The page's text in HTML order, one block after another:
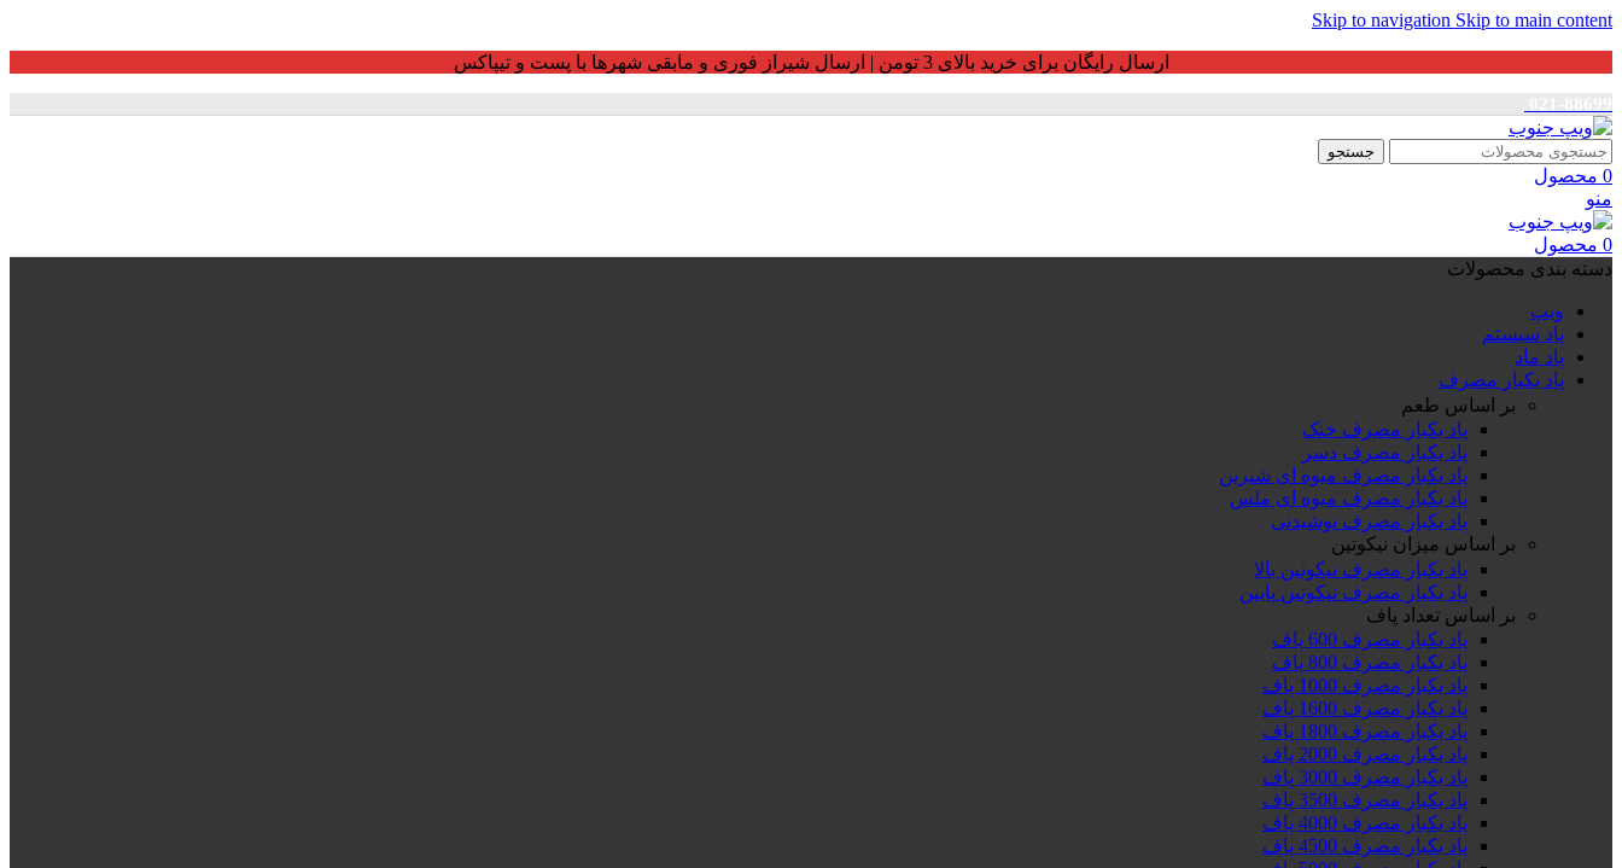
Skip to navigation Skip to main content
ارسال رایگان برای خرید بالای 3 تومن | ارسال شیراز فوری و مابقی شهرها با پست و تیپاکس
جستجو
0 محصول
منو
0 محصول
دسته بندی محصولات
ویپ
پاد سیستم
پاد ماد
پاد یکبار مصرف
بر اساس طعم
پاد یکبار مصرف خنک
پاد یکبار مصرف دسر
پاد یکبار مصرف میوه ای شیرین
پاد یکبار مصرف میوه ای ملس
پاد یکبار مصرف نوشیدنی
بر اساس میزان نیکوتین
پاد یکبار مصرف نیکوتین بالا
پاد یکبار مصرف نیکوتین پایین
بر اساس تعداد پاف
پاد یکبار مصرف 600 پاف
پاد یکبار مصرف 800 پاف
پاد یکبار مصرف 1000 پاف
پاد یکبار مصرف 1600 پاف
پاد یکبار مصرف 1800 پاف
پاد یکبار مصرف 2000 پاف
پاد یکبار مصرف 3000 پاف
پاد یکبار مصرف 3500 پاف
پاد یکبار مصرف 4000 پاف
پاد یکبار مصرف 4500 پاف